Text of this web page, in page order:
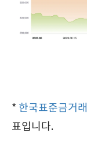
* 한국표준금거
표입니다.